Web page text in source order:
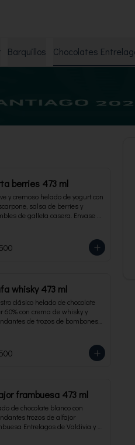
Barquillos Chocolates
berries 473 ml
y cremoso helado de yogurt con
salsa de berries y
de galleta casera. Envase
whisky 473 ml
clásico helado de chocolate
60% con crema de whisky y
de trozos de bombones
frambuesa 473 ml
de chocolate blanco con
trozos de alfajor
Entrelagos de Valdivia y